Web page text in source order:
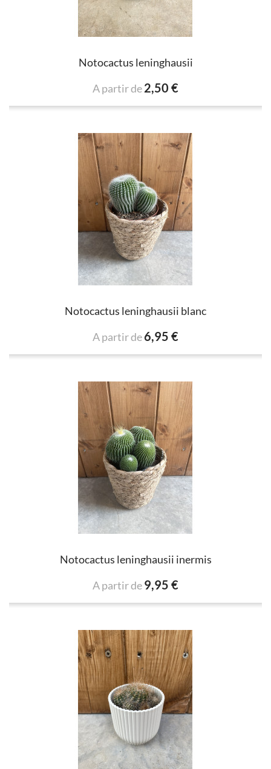
Notocactus leninghausii
A partir de2,50 €
Notocactus leninghausii blanc
A partir de6,95 €
Notocactus leninghausii inermis
A partir de9,95 €